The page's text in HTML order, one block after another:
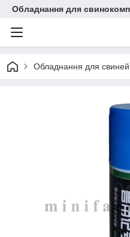
Обладнання для
Обладнання для свиней